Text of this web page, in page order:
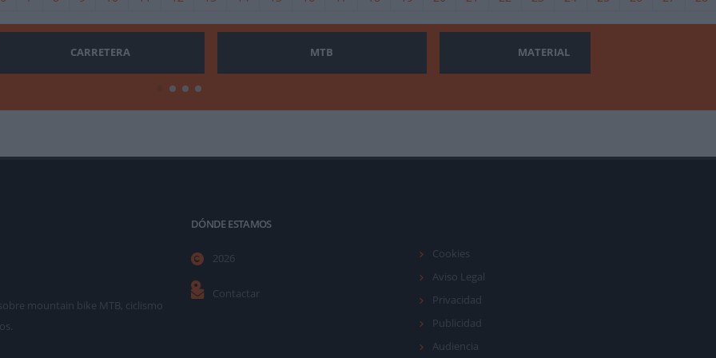
CARRETERA MTB MATERIAL
mountain bike MTB, ciclismo
DÓNDE ESTAMOS
2026
Contactar
Cookies
Aviso Legal
Privacidad
Publicidad
Audiencia